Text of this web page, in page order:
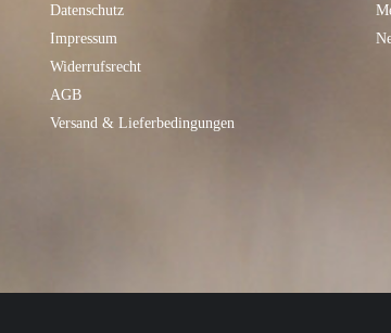
Datenschutz
Impressum
Widerrufsrecht
AGB
Versand & Lieferbedingungen